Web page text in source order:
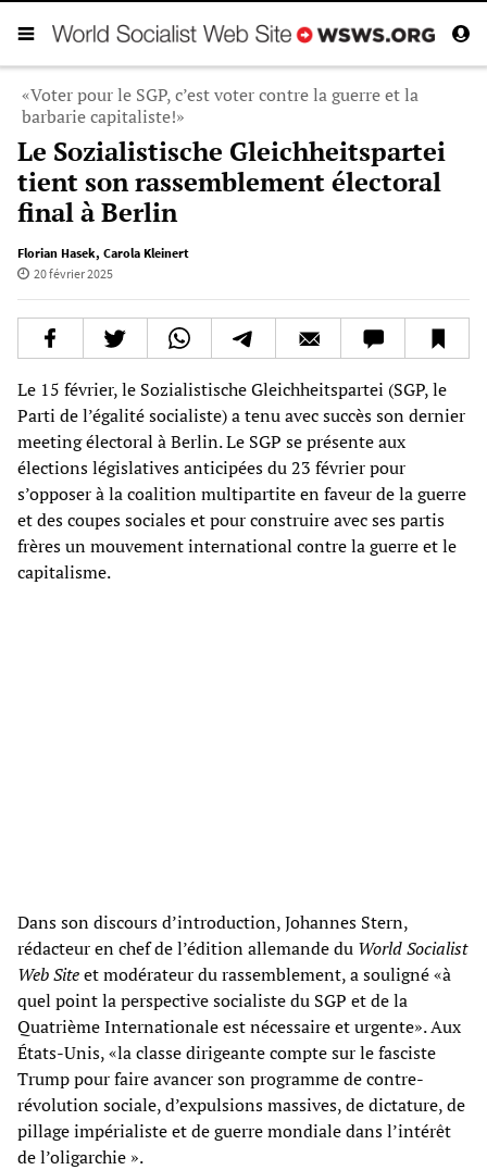
«Voter pour le SGP, c’est voter contre la guerre et la
barbarie capitaliste!»
Le Sozialistische Gleichheitspartei
tient son rassemblement électoral
final à Berlin
Florian Hasek, Carola Kleinert
20 février 2025
Le 15 février, le Sozialistische Gleichheitspartei (SGP, le
Parti de l’égalité socialiste) a tenu avec succès son dernier
meeting électoral à Berlin. Le SGP se présente aux
élections législatives anticipées du 23 février pour
s’opposer à la coalition multipartite en faveur de la guerre
et des coupes sociales et pour construire avec ses partis
frères un mouvement international contre la guerre et le
capitalisme.
Dans son discours d’introduction, Johannes Stern,
rédacteur en chef de l’édition allemande du World Socialist
Web Siteet modérateur du rassemblement, a souligné «à
quel point la perspective socialiste du SGP et de la
Quatrième Internationale est nécessaire et urgente». Aux
États-Unis, «la classe dirigeante compte sur le fasciste
Trump pour faire avancer son programme de contre-
révolution sociale, d’expulsions massives, de dictature, de
pillage impérialiste et de guerre mondiale dans l’intérêt
de l’oligarchie ».